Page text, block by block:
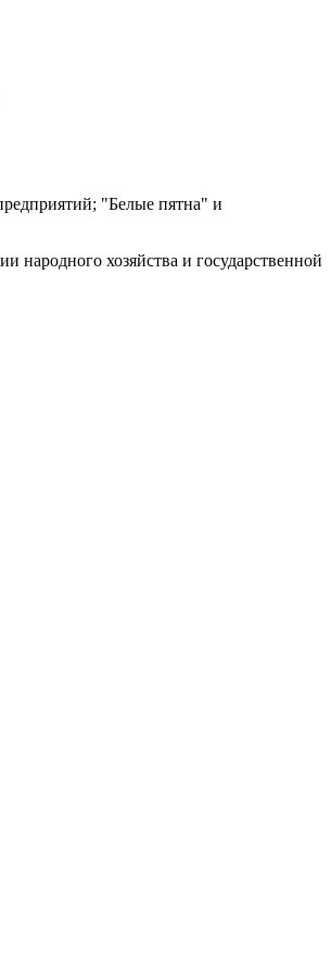
"Белые пятна" и
народного хозяйства и государственной